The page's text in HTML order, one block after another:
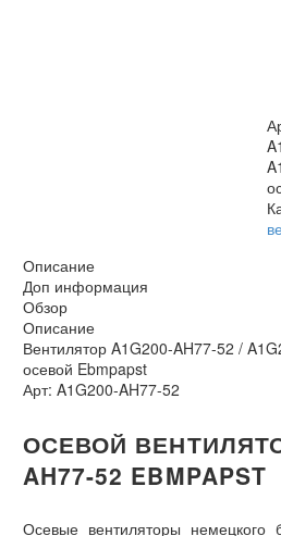
Описание
Доп информация
Обзор
Описание
Вентилятор A1G200-AH77-52 /
осевой Ebmpapst
Арт: A1G200-AH77-52
ОСЕВОЙ
AH77-52 EBMPAPST
Осевые вентиляторы